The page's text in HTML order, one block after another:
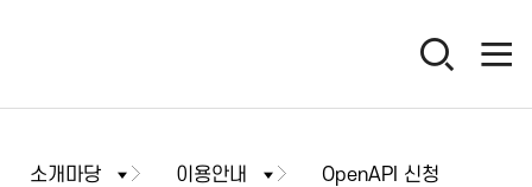
소개마당 이용안내 OpenAPI 신청